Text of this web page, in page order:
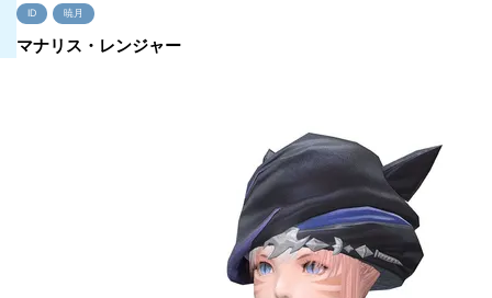
ID 暁月
マナリス・レンジャー